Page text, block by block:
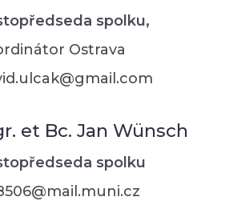
spolku,
Ostrava
et Bc. Jan Wünsch
spolku